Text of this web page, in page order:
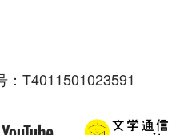
T4011501023591